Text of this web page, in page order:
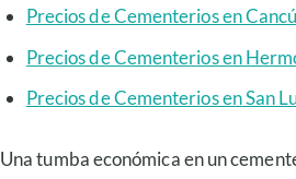
Precios de Cementerios en
Precios de Cementerios en
Precios de Cementerios en San
Una tumba económica en un